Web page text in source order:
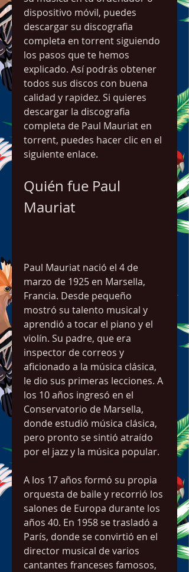
dispositivo móvil, puedes
descargar su discografia
completa en torrent siguiendo
los pasos que te hemos
explicado. Así podrás obtener
todos sus discos con buena
calidad y rapidez. Si quieres
descargar la discografia
completa de Paul Mauriat en
torrent, puedes hacer clic en el
siguiente enlace.
Quién fue Paul
Mauriat
Paul Mauriat nació el 4 de
marzo de 1925 en Marsella,
Francia. Desde pequeño
mostró su talento musical y
aprendió a tocar el piano y el
violín. Su padre, que era
inspector de correos y
aficionado a la música clásica,
le dio sus primeras lecciones. A
los 10 años ingresó en el
Conservatorio de Marsella,
donde estudió música clásica,
pero pronto se sintió atraído
por el jazz y la música popular.
A los 17 años formó su propia
orquesta de baile y recorrió los
salones de Europa durante los
años 40. En 1958 se trasladó a
París, donde se convirtió en el
director musical de varios
cantantes franceses famosos,